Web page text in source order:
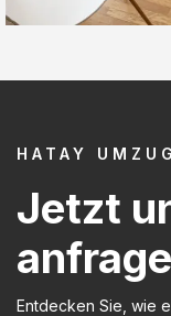
HATAY
Jetzt
Entdecken Sie, wie